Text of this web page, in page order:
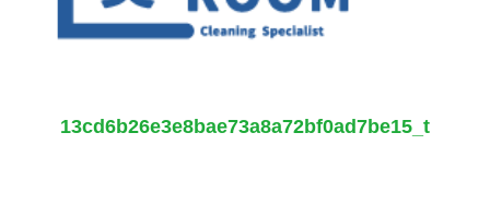
13cd6b26e3e8bae73a8a72bf0ad7be15_t